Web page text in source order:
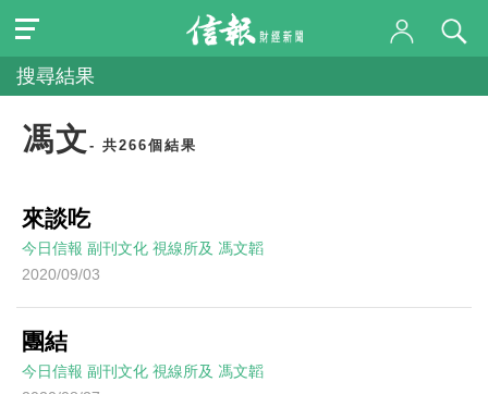
搜尋結果
馮文 - 共266個結果
來談吃
今日信報 副刊文化 視線所及 馮文韜
2020/09/03
團結
今日信報 副刊文化 視線所及 馮文韜